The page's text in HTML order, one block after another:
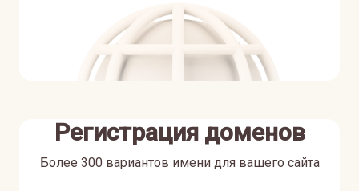
Регистрация доменов
Более 300 вариантов имени для вашего сайта